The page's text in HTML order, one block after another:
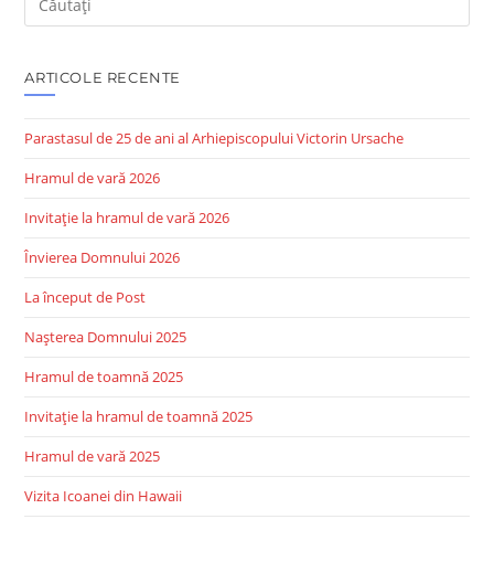
ARTICOLE RECENTE
Parastasul de 25 de ani al Arhiepiscopului Victorin Ursache
Hramul de vară 2026
Invitație la hramul de vară 2026
Învierea Domnului 2026
La început de Post
Nașterea Domnului 2025
Hramul de toamnă 2025
Invitație la hramul de toamnă 2025
Hramul de vară 2025
Vizita Icoanei din Hawaii